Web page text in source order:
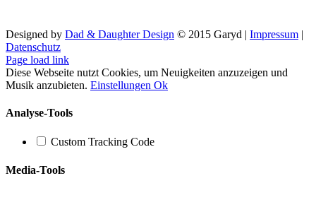
Designed by Dad & Daughter Design © 2015 Garyd | Impressum |
Datenschutz
Facebook
X
YouTube
SoundCloud
Instagram
Page load link
Diese Webseite nutzt Cookies, um Neuigkeiten anzuzeigen und
Musik anzubieten. Einstellungen Ok
Analyse-Tools
Custom Tracking Code
Media-Tools